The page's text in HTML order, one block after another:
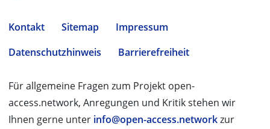
Kontakt Sitemap
Impressum
Datenschutzhinweis
Barrierefreiheit
Für allgemeine Fragen zum Projekt open-
access.network, Anregungen und Kritik stehen wir
Ihnen gerne unter info@open-access.networkzur